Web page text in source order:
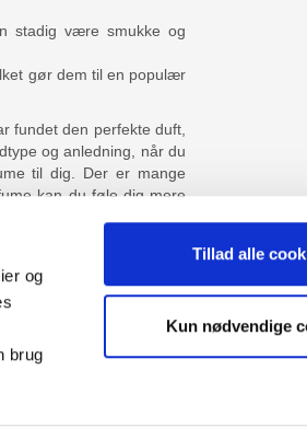
og
brug
Tillad alle
Kun nødvendige
stadig være smukke og
gør dem til en populær
fundet den perfekte duft,
og anledning, når du
til dig. Der er mange
kan du føle dig mere